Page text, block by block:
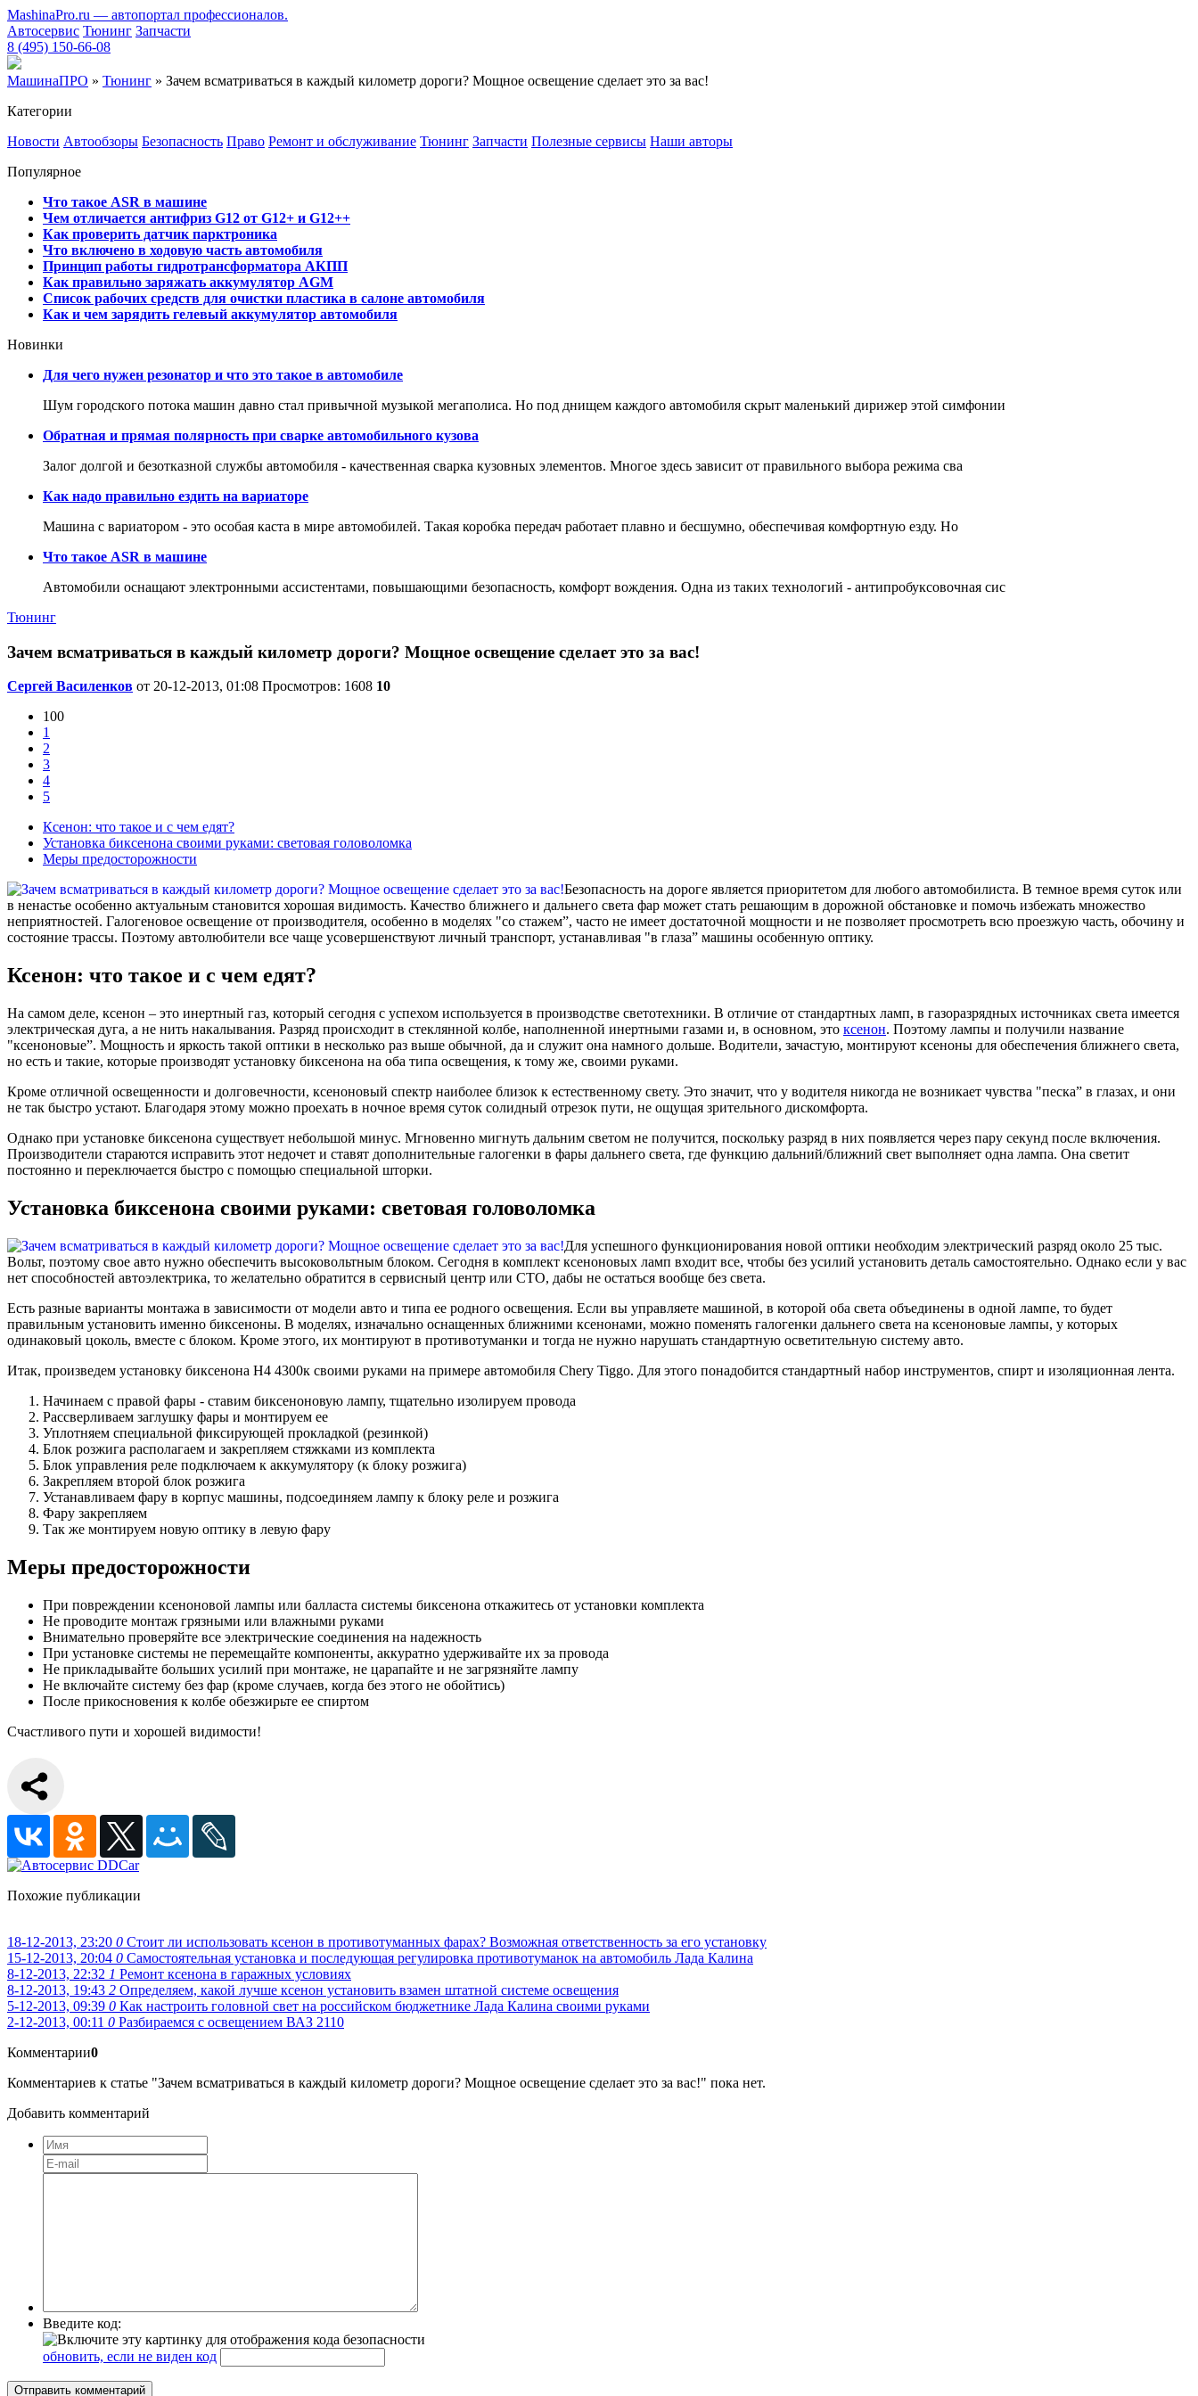
MashinaPro.ru — автопортал профессионалов.
Автосервис Тюнинг Запчасти
8 (495) 150-66-08
МашинаПРО » Тюнинг » Зачем всматриваться в каждый километр дороги? Мощное освещение сделает это за вас!
Категории
Новости Автообзоры Безопасность Право Ремонт и обслуживание Тюнинг Запчасти Полезные сервисы Наши авторы
Популярное
Что такое ASR в машине
Чем отличается антифриз G12 от G12+ и G12++
Как проверить датчик парктроника
Что включено в ходовую часть автомобиля
Принцип работы гидротрансформатора АКПП
Как правильно заряжать аккумулятор AGM
Список рабочих средств для очистки пластика в салоне автомобиля
Как и чем зарядить гелевый аккумулятор автомобиля
Новинки
Для чего нужен резонатор и что это такое в автомобиле
Шум городского потока машин давно стал привычной музыкой мегаполиса. Но под днищем каждого автомобиля скрыт маленький дирижер этой симфонии
Обратная и прямая полярность при сварке автомобильного кузова
Залог долгой и безотказной службы автомобиля - качественная сварка кузовных элементов. Многое здесь зависит от правильного выбора режима сва
Как надо правильно ездить на вариаторе
Машина с вариатором - это особая каста в мире автомобилей. Такая коробка передач работает плавно и бесшумно, обеспечивая комфортную езду. Но
Что такое ASR в машине
Автомобили оснащают электронными ассистентами, повышающими безопасность, комфорт вождения. Одна из таких технологий - антипробуксовочная сис
Тюнинг
Зачем всматриваться в каждый километр дороги? Мощное освещение сделает это за вас!
Сергей Василенков от 20-12-2013, 01:08 Просмотров: 1608 10
100
1
2
3
4
5
Ксенон: что такое и с чем едят?
Установка биксенона своими руками: световая головоломка
Меры предосторожности
Безопасность на дороге является приоритетом для любого автомобилиста. В темное время суток или
в ненастье особенно актуальным становится хорошая видимость. Качество ближнего и дальнего света фар может стать решающим в дорожной обстановке и помочь избежать множество
неприятностей. Галогеновое освещение от производителя, особенно в моделях "со стажем”, часто не имеет достаточной мощности и не позволяет просмотреть всю проезжую часть, обочину и
состояние трассы. Поэтому автолюбители все чаще усовершенствуют личный транспорт, устанавливая "в глаза” машины особенную оптику.
Ксенон: что такое и с чем едят?
На самом деле, ксенон – это инертный газ, который сегодня с успехом используется в производстве светотехники. В отличие от стандартных ламп, в газоразрядных источниках света имеется
электрическая дуга, а не нить накалывания. Разряд происходит в стеклянной колбе, наполненной инертными газами и, в основном, это ксенон. Поэтому лампы и получили название
"ксеноновые”. Мощность и яркость такой оптики в несколько раз выше обычной, да и служит она намного дольше. Водители, зачастую, монтируют ксеноны для обеспечения ближнего света,
но есть и такие, которые производят установку биксенона на оба типа освещения, к тому же, своими руками.
Кроме отличной освещенности и долговечности, ксеноновый спектр наиболее близок к естественному свету. Это значит, что у водителя никогда не возникает чувства "песка” в глазах, и они
не так быстро устают. Благодаря этому можно проехать в ночное время суток солидный отрезок пути, не ощущая зрительного дискомфорта.
Однако при установке биксенона существует небольшой минус. Мгновенно мигнуть дальним светом не получится, поскольку разряд в них появляется через пару секунд после включения.
Производители стараются исправить этот недочет и ставят дополнительные галогенки в фары дальнего света, где функцию дальний/ближний свет выполняет одна лампа. Она светит
постоянно и переключается быстро с помощью специальной шторки.
Установка биксенона своими руками: световая головоломка
Для успешного функционирования новой оптики необходим электрический разряд около 25 тыс.
Вольт, поэтому свое авто нужно обеспечить высоковольтным блоком. Сегодня в комплект ксеноновых ламп входит все, чтобы без усилий установить деталь самостоятельно. Однако если у вас
нет способностей автоэлектрика, то желательно обратится в сервисный центр или СТО, дабы не остаться вообще без света.
Есть разные варианты монтажа в зависимости от модели авто и типа ее родного освещения. Если вы управляете машиной, в которой оба света объединены в одной лампе, то будет
правильным установить именно биксеноны. В моделях, изначально оснащенных ближними ксенонами, можно поменять галогенки дальнего света на ксеноновые лампы, у которых
одинаковый цоколь, вместе с блоком. Кроме этого, их монтируют в противотуманки и тогда не нужно нарушать стандартную осветительную систему авто.
Итак, произведем установку биксенона Н4 4300к своими руками на примере автомобиля Chery Tiggo. Для этого понадобится стандартный набор инструментов, спирт и изоляционная лента.
Начинаем с правой фары - ставим биксеноновую лампу, тщательно изолируем провода
Рассверливаем заглушку фары и монтируем ее
Уплотняем специальной фиксирующей прокладкой (резинкой)
Блок розжига располагаем и закрепляем стяжками из комплекта
Блок управления реле подключаем к аккумулятору (к блоку розжига)
Закрепляем второй блок розжига
Устанавливаем фару в корпус машины, подсоединяем лампу к блоку реле и розжига
Фару закрепляем
Так же монтируем новую оптику в левую фару
Меры предосторожности
При повреждении ксеноновой лампы или балласта системы биксенона откажитесь от установки комплекта
Не проводите монтаж грязными или влажными руками
Внимательно проверяйте все электрические соединения на надежность
При установке системы не перемещайте компоненты, аккуратно удерживайте их за провода
Не прикладывайте больших усилий при монтаже, не царапайте и не загрязняйте лампу
Не включайте систему без фар (кроме случаев, когда без этого не обойтись)
После прикосновения к колбе обезжирьте ее спиртом
Счастливого пути и хорошей видимости!
Похожие публикации
18-12-2013, 23:20 0 Стоит ли использовать ксенон в противотуманных фарах? Возможная ответственность за его установку
15-12-2013, 20:04 0 Самостоятельная установка и последующая регулировка противотуманок на автомобиль Лада Калина
8-12-2013, 22:32 1 Ремонт ксенона в гаражных условиях
8-12-2013, 19:43 2 Определяем, какой лучше ксенон установить взамен штатной системе освещения
5-12-2013, 09:39 0 Как настроить головной свет на российском бюджетнике Лада Калина своими руками
2-12-2013, 00:11 0 Разбираемся с освещением ВАЗ 2110
Комментарии0
Комментариев к статье "Зачем всматриваться в каждый километр дороги? Мощное освещение сделает это за вас!" пока нет.
Добавить комментарий
Введите код:
обновить, если не виден код
Отправить комментарий